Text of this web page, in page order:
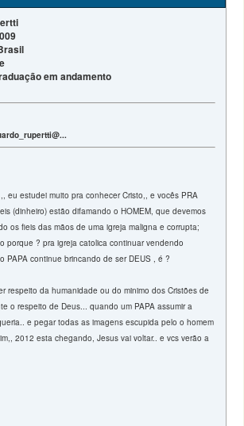
em andamento
eu estudei muito pra conhecer Cristo,, e vocês PRA
(dinheiro) estão difamando o HOMEM, que devemos
os fieis das mãos de uma igreja maligna e corrupta;
porque ? pra igreja catolica continuar vendendo
PAPA continue brincando de ser DEUS , é ?
respeito da humanidade ou do minimo dos Cristões de
o respeito de Deus... quando um PAPA assumir a
e pegar todas as imagens escupida pelo o homem
2012 esta chegando, Jesus vai voltar.. e vcs verão a